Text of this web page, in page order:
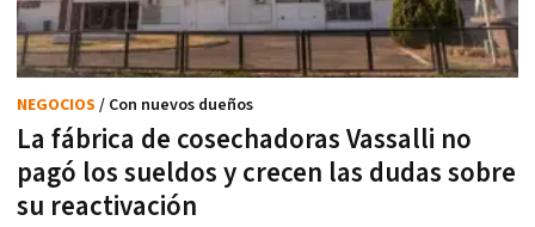
La fábrica de cosechadoras Vassalli no
pagó los sueldos y crecen las dudas sobre
su reactivación
NEGOCIOS / Con nuevos dueños